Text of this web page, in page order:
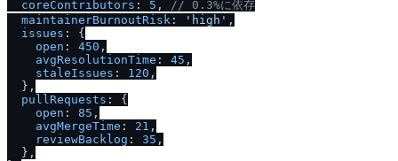
coreContributors : 5 , // 0.3%に依存
maintainerBurnoutRisk : 'high' ,
issues : {
open : 450 ,
avgResolutionTime : 45 ,
staleIssues : 120 ,
  },
pullRequests : {
open : 85 ,
avgMergeTime : 21 ,
reviewBacklog : 35 ,
  },